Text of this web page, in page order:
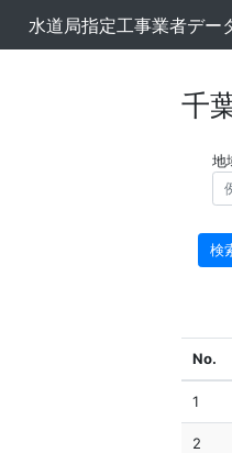
水道局指定工事業者デー
千
地
検
No.
1
2